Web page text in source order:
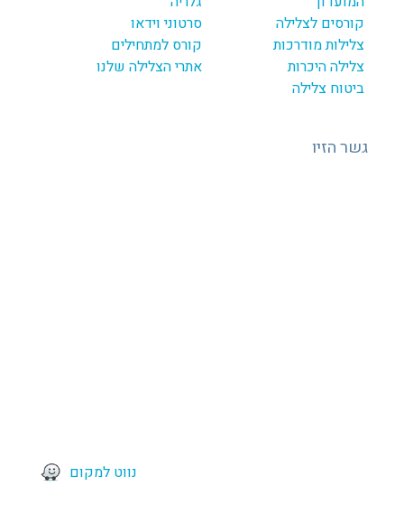
קורסים לצלילה
צלילות מודרכות
צלילה היכרות
ביטוח צלילה
סרטוני וידאו
קורס למתחילים
אתרי הצלילה שלנו
גשר הזיו
נווט למקום